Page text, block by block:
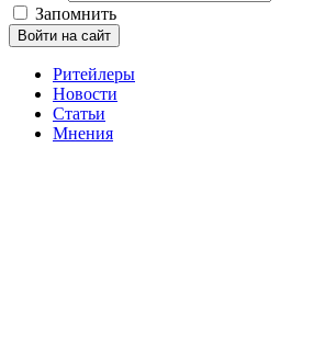
Запомнить
Войти на сайт
Ритейлеры
Новости
Статьи
Мнения